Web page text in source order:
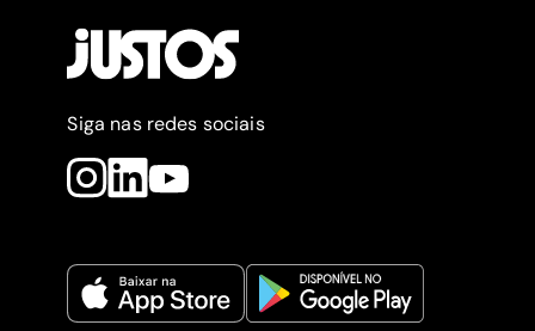
Siga nas redes sociais